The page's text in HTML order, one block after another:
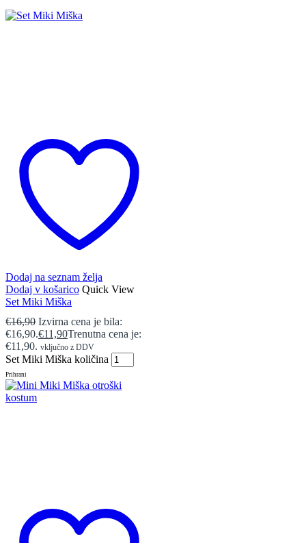
Dodaj na seznam želja
Dodaj v košarico Quick View
Set Miki Miška
€16,90 Izvirna cena je bila:
€16,90.€11,90Trenutna cena je:
€11,90. vključno z DDV
Set Miki Miška količina
Prihrani